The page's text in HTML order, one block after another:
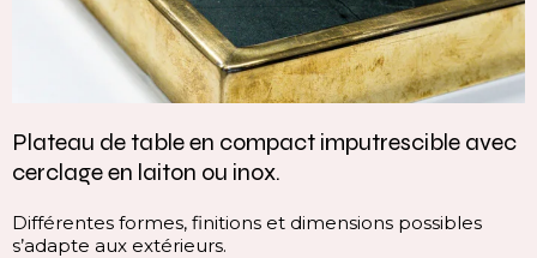
Plateau de table en compact imputrescible avec
cerclage en laiton ou inox.
Différentes formes, finitions et dimensions possibles
s’adapte aux extérieurs.